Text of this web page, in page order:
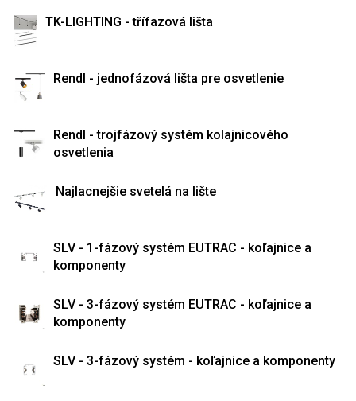
TK-LIGHTING - třífazová lišta
Rendl - jednofázová lišta pre osvetlenie
Rendl - trojfázový systém kolajnicového
osvetlenia
Najlacnejšie svetelá na lište
SLV - 1-fázový systém EUTRAC - koľajnice a
komponenty
SLV - 3-fázový systém EUTRAC - koľajnice a
komponenty
SLV - 3-fázový systém - koľajnice a komponenty